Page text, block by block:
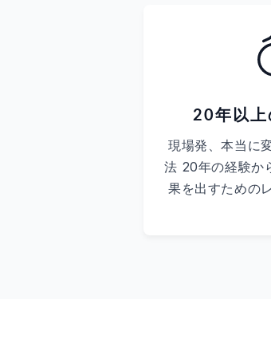
20年以上
現場発、本当に
法 20年の経験か
果を出すための